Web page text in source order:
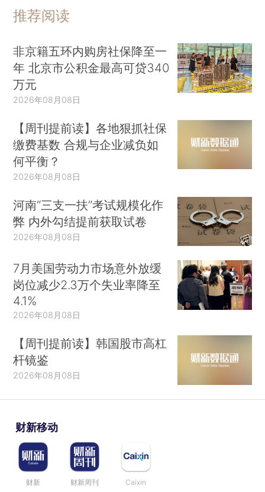
是维持破纪录的涨势，还是会屈服于“9月魔咒”——
幅为3.2%，是一年中表现最差的月份……来看看下
跌背后的原因分析
澳大利亚利率政策可能不会跟着美国走澳大利
可能在不久的将来保持不变，因为当地通胀与美国
相比“有点更具粘性”。这突显出美联储准备放松政
策之际的全球政策分化。
发展（00017.HK）股价周一（9月2日）早盘一度
下跌14%，香港房地产市场低迷，令这家亿万富豪
郑氏家族旗下的公司承压。该公司上周五晚间发布
公告，预计截至6月的财年将录得190亿至200亿港
元亏损，这是其二十年来首次出现年度亏损。来看
对这家公司的更多分析
周美国经济褐皮书与8月美国非农就业报告将逐一
揭晓，进一步反映美国各地的经济现状，同时就业
报告或影响美联储9月议息会议行动。9月2日，美
股市场将因劳动节假期而休市一天，针对美国总统
罪案也将于9月5日开始挑选陪审团……
容
查看精华内容的完整版，解锁海量金融数据、
推荐阅读
非京籍五环内购房社保降至一
年 北京市公积金最高可贷340
万元
2026年08月08日
【周刊提前读】各地狠抓社保
缴费基数 合规与企业减负如
何平衡？
2026年08月08日
河南“三支一扶”考试规模化作
弊 内外勾结提前获取试卷
2026年08月08日
7月美国劳动力市场意外放缓
岗位减少2.3万个失业率降至
4.1%
2026年08月08日
【周刊提前读】韩国股市高杠
杆镜鉴
2026年08月08日
财新移动
财新 财新周刊 Caixin